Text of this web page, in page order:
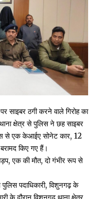
साइबर ठगी करने वाले गिरोह का
क्षेत्र से पुलिस ने छह साइबर
से एक केआईए सोनेट कार, 12
किए गए हैं।
एक की मौत, दो गंभीर रूप से
पदाधिकारी, विशुनगढ़ के